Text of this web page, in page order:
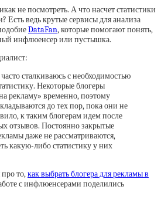
не посмотреть. А что насчет статистики
Есть ведь крутые сервисы для анализа
DataFan, которые помогают понять,
инфлюенсер или пустышка.
сталкиваюсь с необходимостью
Некоторые блогеры
рекламу» временно, поэтому
до тех пор, пока они не
к таким блогерам идем после
отзывов. Постоянно закрытые
даже не рассматриваются,
какую-либо статистику у них
про то,как выбрать блогера для рекламы в
с инфлюенсерами поделились